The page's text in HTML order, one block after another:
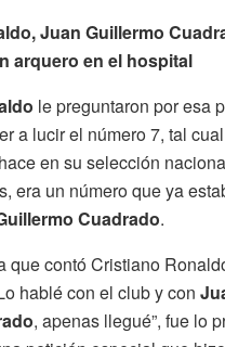
Juan Guillermo
arquero en el hospital
le preguntaron por esa
a lucir el número 7, tal
en su selección
era un número que ya
Cuadrado.
que contó Cristiano
hablé con el club y con
, apenas llegué”, fue lo